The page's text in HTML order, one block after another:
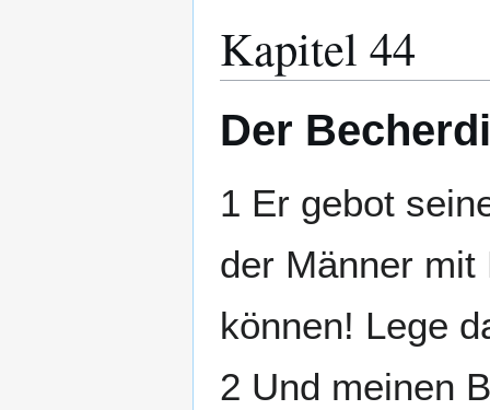
Kapitel 44
Der
1 Er gebot
der Männer
können! Lege
2 Und meinen